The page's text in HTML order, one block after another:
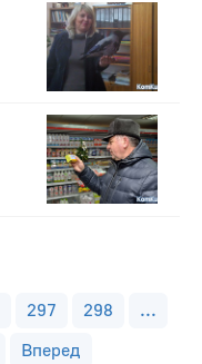
297 298
...
Вперед